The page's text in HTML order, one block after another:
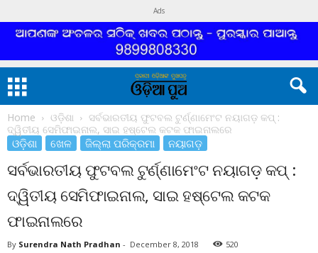
Ads
Home ଓଡ଼ିଶା
ସର୍ବଭାରତୀୟ ଫୁଟବଲ ଟୁର୍ଣ୍ଣାମେଂଟ ନୟାଗଡ଼ କପ୍ :
ଦ୍ୱିତୀୟ ସେମିଫାଇନାଲ, ସାଇ ହଷ୍ଟେଲ କଟକ ଫାଇନାଲରେ
ଓଡ଼ିଶା ଖେଳ ଜିଲ୍ଲା ପରିକ୍ରମା ନୟାଗଡ଼
ସର୍ବଭାରତୀୟ ଫୁଟବଲ ଟୁର୍ଣ୍ଣାମେଂଟ ନୟାଗଡ଼ କପ୍ :
ଦ୍ୱିତୀୟ ସେମିଫାଇନାଲ, ସାଇ ହଷ୍ଟେଲ କଟକ
ଫାଇନାଲରେ
By Surendra Nath Pradhan - December 8, 2018 520